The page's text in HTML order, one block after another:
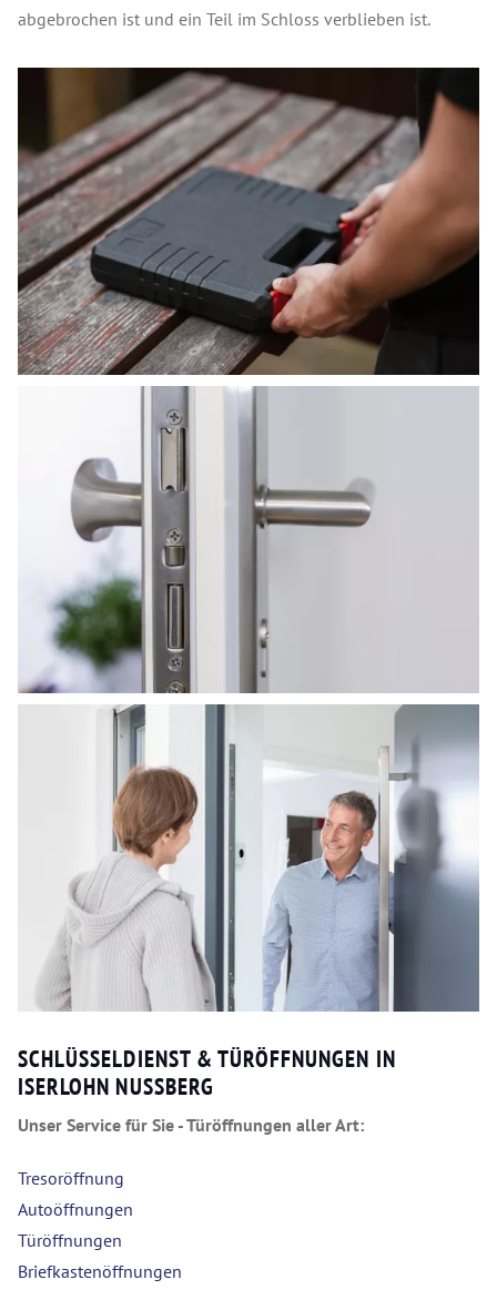
abgebrochen ist und ein Teil im Schloss verblieben ist.
SCHLÜSSELDIENST & TÜRÖFFNUNGEN IN
ISERLOHN NUSSBERG
Unser Service für Sie - Türöffnungen aller Art:
Tresoröffnung
Autoöffnungen
Türöffnungen
Briefkastenöffnungen